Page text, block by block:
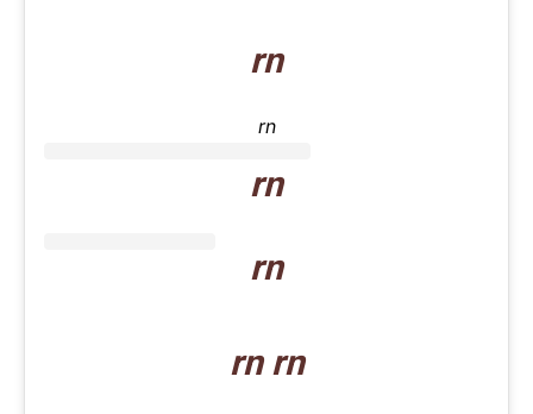
rn
rn
rn
rn
rn rn